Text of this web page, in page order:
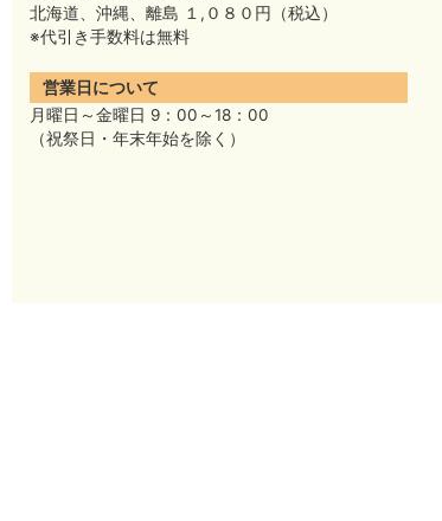
北海道、沖縄、離島 １,０８０円（税込）
※代引き手数料は無料
営業日について
月曜日～金曜日 9：00～18：00
（祝祭日・年末年始を除く）